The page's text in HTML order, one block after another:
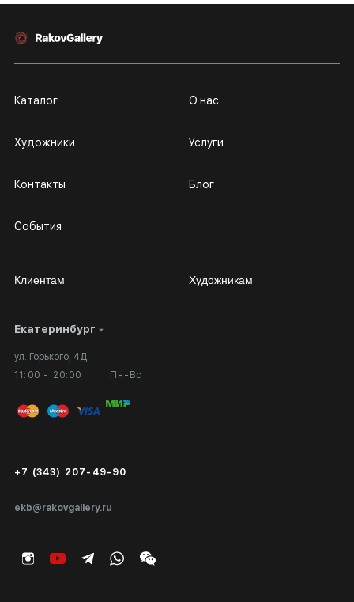
Екатеринбург
ул. Горького, 4Д
11:00 - 20:00
Пн-Вс
ekb@rakovgallery.ru
+7 (343) 207-49-90
Каталог
Художники
Контакты
События
О нас
Услуги
Блог
Клиентам
Личный кабинет
Вопросы и ответы
Публичная оферта
Экспертиза/Вывоз за границу
Подарочные сертификаты
Художникам
Сотрудничество
Выставка в галерее